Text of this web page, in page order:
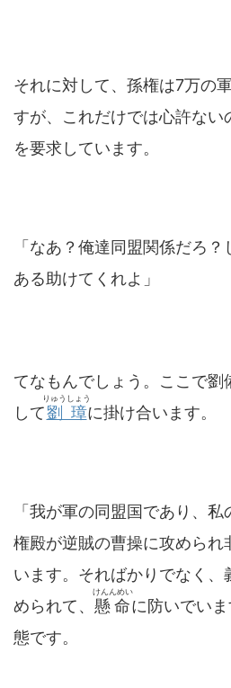
それに対して、孫権は7万の
すが、これだけでは心許ない
を要求しています。
「なあ？俺達同盟関係だろ
ある助けてくれよ」
てなもんでしょう。ここで劉
して劉璋
りゅうしょう
に掛け合います。
「我が軍の同盟国であり、
権殿が逆賊の曹操に攻められ
います。そればかりでなく、
められて、 懸命
けんんめい
に防いでい
態です。